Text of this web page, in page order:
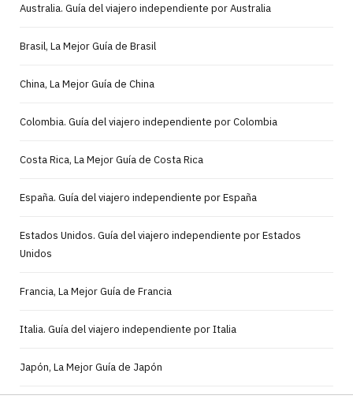
Australia. Guía del viajero independiente por Australia
Brasil, La Mejor Guía de Brasil
China, La Mejor Guía de China
Colombia. Guía del viajero independiente por Colombia
Costa Rica, La Mejor Guía de Costa Rica
España. Guía del viajero independiente por España
Estados Unidos. Guía del viajero independiente por Estados
Unidos
Francia, La Mejor Guía de Francia
Italia. Guía del viajero independiente por Italia
Japón, La Mejor Guía de Japón